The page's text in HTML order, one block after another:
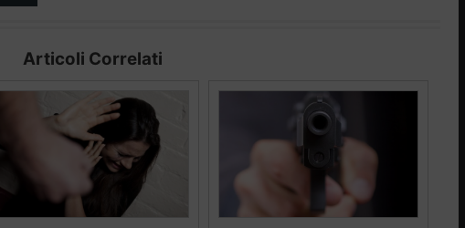
Articoli Correlati